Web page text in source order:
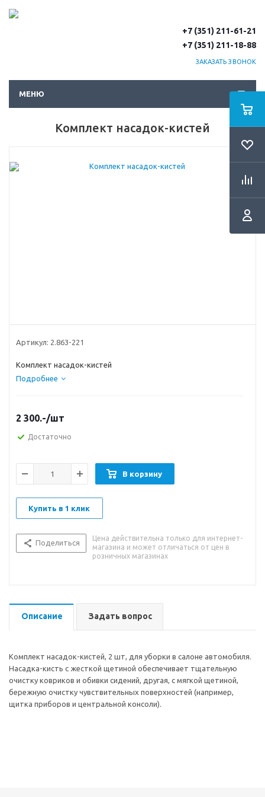
+7 (351) 211-61-21
+7 (351) 211-18-88
ЗАКАЗАТЬ ЗВОНОК
МЕНЮ
Комплект насадок-кистей
Артикул: 2.863-221
Комплект насадок-кистей
Подробнее
2 300.-/шт
Достаточно
В корзину
Купить в 1 клик
Поделиться
Цена действительна только для интернет-
магазина и может отличаться от цен в
розничных магазинах
Описание Задать вопрос
Комплект насадок-кистей, 2 шт, для уборки в салоне автомобиля.
Насадка-кисть с жесткой щетиной обеспечивает тщательную
очистку ковриков и обивки сидений, другая, с мягкой щетиной,
бережную очистку чувствительных поверхностей (например,
щитка приборов и центральной консоли).